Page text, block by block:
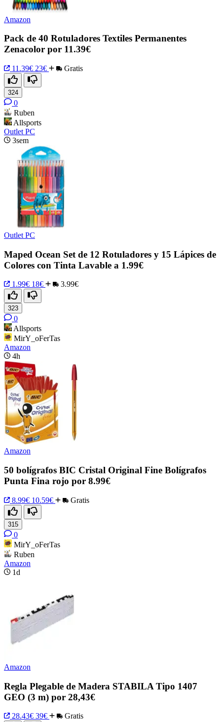
Amazon
Pack de 40 Rotuladores Textiles Permanentes
Zenacolor por 11.39€
11.39€ 23€ Gratis
324
0
Ruben
Allsports
Outlet PC
3sem
Outlet PC
Maped Ocean Set de 12 Rotuladores y 15 Lápices de
Colores con Tinta Lavable a 1.99€
1.99€ 18€ 3.99€
323
0
Allsports
MirY_oFerTas
Amazon
4h
Amazon
50 bolígrafos BIC Cristal Original Fine Bolígrafos
Punta Fina rojo por 8.99€
8.99€ 10.59€ Gratis
315
0
MirY_oFerTas
Ruben
Amazon
1d
Amazon
Regla Plegable de Madera STABILA Tipo 1407
GEO (3 m) por 28,43€
28.43€ 39€ Gratis